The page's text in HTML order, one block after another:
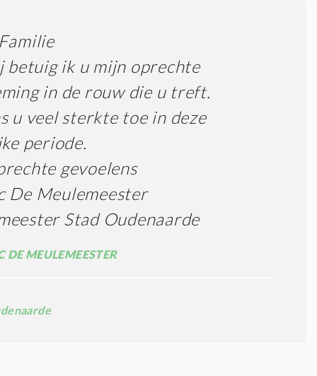
betuig ik u mijn oprechte
in de rouw die u treft.
u veel sterkte toe in deze
periode.
gevoelens
De Meulemeester
Stad Oudenaarde
MEULEMEESTER